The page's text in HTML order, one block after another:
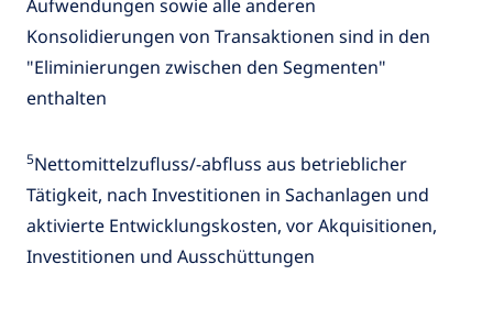
Aufwendungen sowie alle anderen
Konsolidierungen von Transaktionen sind in den
"Eliminierungen zwischen den Segmenten"
enthalten
5Nettomittelzufluss/-abfluss aus betrieblicher
Tätigkeit, nach Investitionen in Sachanlagen und
aktivierte Entwicklungskosten, vor Akquisitionen,
Investitionen und Ausschüttungen